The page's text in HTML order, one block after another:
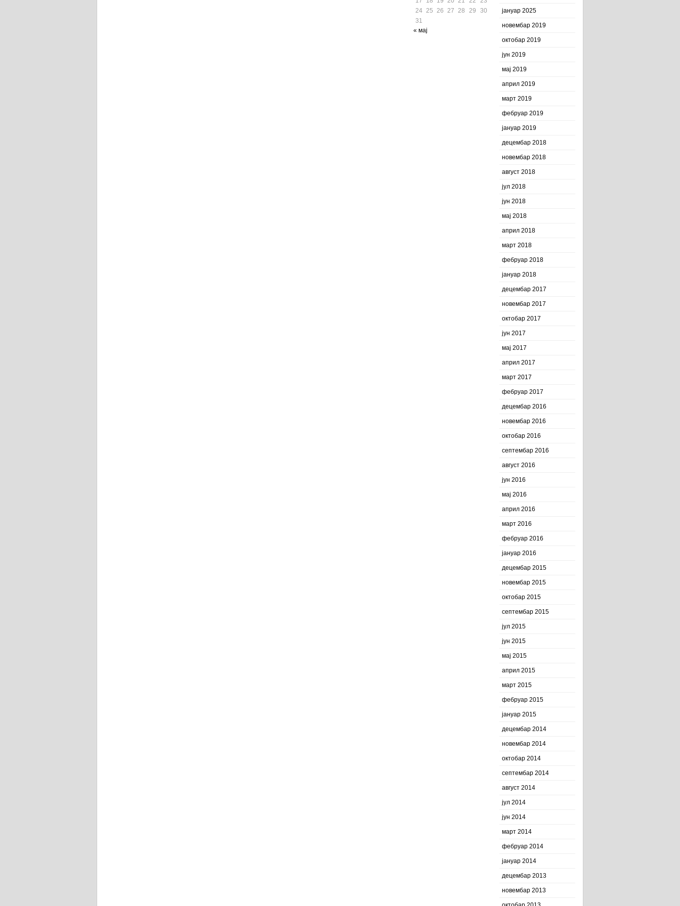
24 25 26 27 28 29
30
31
« мај
јануар 2025
новембар 2019
октобар 2019
јун 2019
мај 2019
април 2019
март 2019
фебруар 2019
јануар 2019
децембар 2018
новембар 2018
август 2018
јул 2018
јун 2018
мај 2018
април 2018
март 2018
фебруар 2018
јануар 2018
децембар 2017
новембар 2017
октобар 2017
јун 2017
мај 2017
април 2017
март 2017
фебруар 2017
децембар 2016
новембар 2016
октобар 2016
септембар 2016
август 2016
јун 2016
мај 2016
април 2016
март 2016
фебруар 2016
јануар 2016
децембар 2015
новембар 2015
октобар 2015
септембар 2015
јул 2015
јун 2015
мај 2015
април 2015
март 2015
фебруар 2015
јануар 2015
децембар 2014
новембар 2014
октобар 2014
септембар 2014
август 2014
јул 2014
јун 2014
март 2014
фебруар 2014
јануар 2014
децембар 2013
новембар 2013